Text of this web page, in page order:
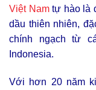
Việt Namtự hào là
dầu thiên nhiên,
chính ngạch từ
Indonesia.
Với hơn 20 năm